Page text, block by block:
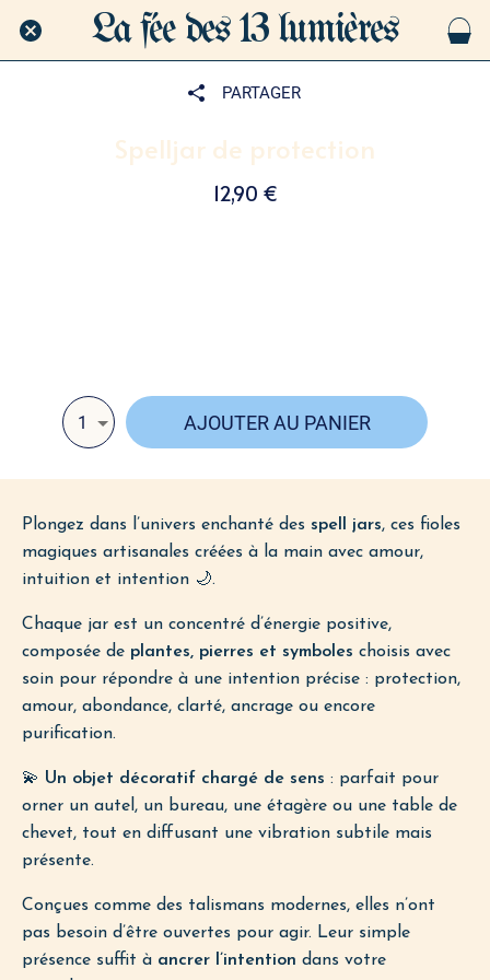
La fée des 13 lumières
PARTAGER
Spelljar de protection
12,90 €
1 AJOUTER AU PANIER
Plongez dans l’univers enchanté des spell jars, ces fioles
magiques artisanales créées à la main avec amour,
intuition et intention 🌙.
Chaque jar est un concentré d’énergie positive,
composée de plantes, pierres et symboles choisis avec
soin pour répondre à une intention précise : protection,
amour, abondance, clarté, ancrage ou encore
purification.
💫 Un objet décoratif chargé de sens : parfait pour
orner un autel, un bureau, une étagère ou une table de
chevet, tout en diffusant une vibration subtile mais
présente.
Conçues comme des talismans modernes, elles n’ont
pas besoin d’être ouvertes pour agir. Leur simple
présence suffit à ancrer l’intention dans votre